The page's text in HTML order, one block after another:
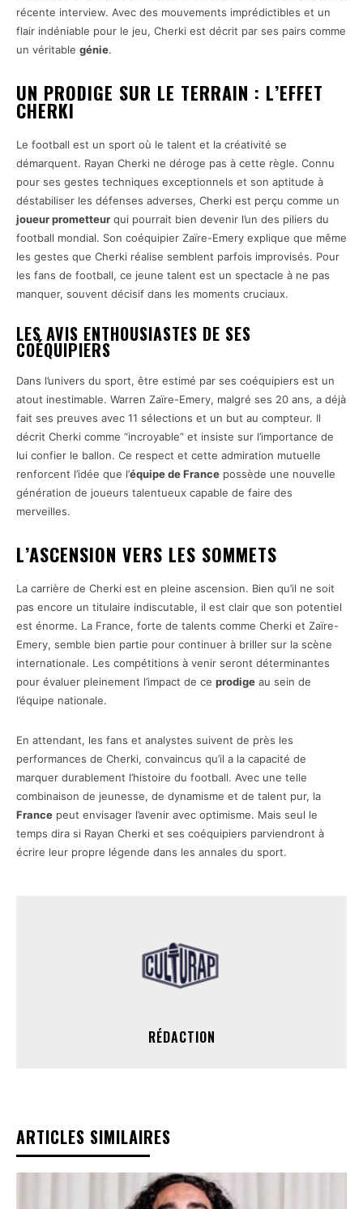
récente interview. Avec des mouvements imprédictibles et un
flair indéniable pour le jeu, Cherki est décrit par ses pairs comme
un véritable génie.
UN PRODIGE SUR LE TERRAIN : L’EFFET
CHERKI
Le football est un sport où le talent et la créativité se
démarquent. Rayan Cherki ne déroge pas à cette règle. Connu
pour ses gestes techniques exceptionnels et son aptitude à
déstabiliser les défenses adverses, Cherki est perçu comme un
joueur prometteur qui pourrait bien devenir l’un des piliers du
football mondial. Son coéquipier Zaïre-Emery explique que même
les gestes que Cherki réalise semblent parfois improvisés. Pour
les fans de football, ce jeune talent est un spectacle à ne pas
manquer, souvent décisif dans les moments cruciaux.
LES AVIS ENTHOUSIASTES DE SES
COÉQUIPIERS
Dans l’univers du sport, être estimé par ses coéquipiers est un
atout inestimable. Warren Zaïre-Emery, malgré ses 20 ans, a déjà
fait ses preuves avec 11 sélections et un but au compteur. Il
décrit Cherki comme “incroyable” et insiste sur l’importance de
lui confier le ballon. Ce respect et cette admiration mutuelle
renforcent l’idée que l’équipe de France possède une nouvelle
génération de joueurs talentueux capable de faire des
merveilles.
L’ASCENSION VERS LES SOMMETS
La carrière de Cherki est en pleine ascension. Bien qu’il ne soit
pas encore un titulaire indiscutable, il est clair que son potentiel
est énorme. La France, forte de talents comme Cherki et Zaïre-
Emery, semble bien partie pour continuer à briller sur la scène
internationale. Les compétitions à venir seront déterminantes
pour évaluer pleinement l’impact de ce prodige au sein de
l’équipe nationale.
En attendant, les fans et analystes suivent de près les
performances de Cherki, convaincus qu’il a la capacité de
marquer durablement l’histoire du football. Avec une telle
combinaison de jeunesse, de dynamisme et de talent pur, la
France peut envisager l’avenir avec optimisme. Mais seul le
temps dira si Rayan Cherki et ses coéquipiers parviendront à
écrire leur propre légende dans les annales du sport.
RÉDACTION
ARTICLES SIMILAIRES